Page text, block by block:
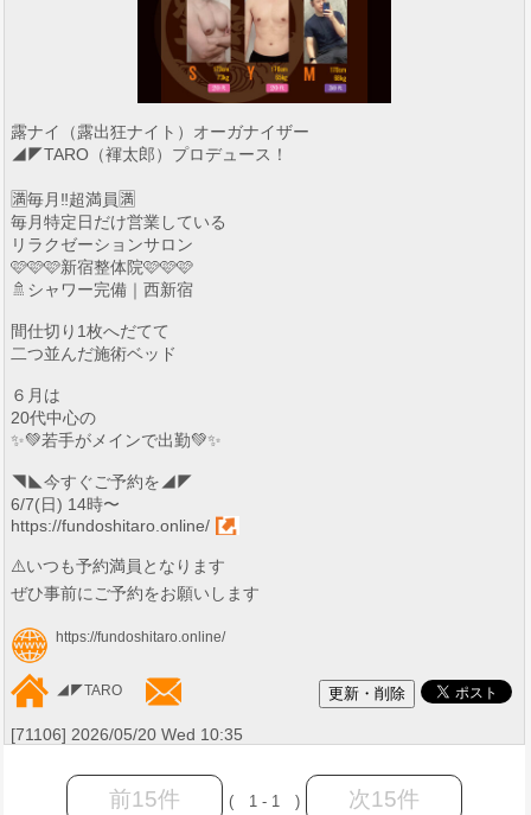
露ナイ（露出狂ナイト）オーガナイザー
◢◤TARO（褌太郎）プロデュース！
🈵毎月‼️超満員🈵
毎月特定日だけ営業している
リラクゼーションサロン
🩷🩷🩷新宿整体院🩷🩷🩷
🚿シャワー完備｜西新宿
間仕切り1枚へだてて
二つ並んだ施術ベッド
６月は
20代中心の
✨💚若手がメインで出勤💚✨
◥◣今すぐご予約を◢◤
6/7(日) 14時〜
https://fundoshitaro.online/
⚠️いつも予約満員となります
ぜひ事前にご予約をお願いします
https://fundoshitaro.online/
◢◤TARO
[71106] 2026/05/20 Wed 10:35
前15件 ( 1 - 1 ) 次15件